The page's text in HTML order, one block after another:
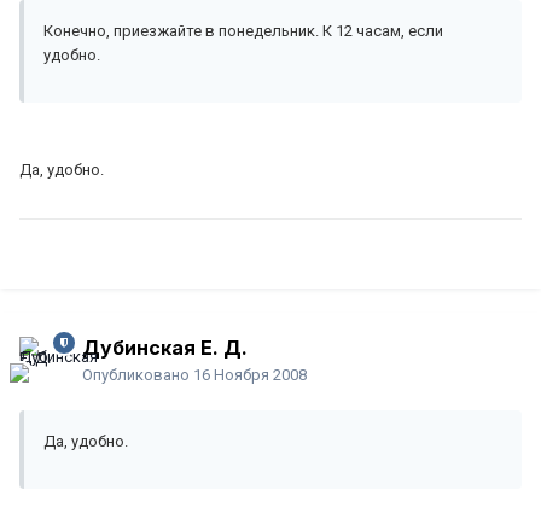
Конечно, приезжайте в понедельник. К 12 часам, если
удобно.
Да, удобно.
Дубинская Е. Д.
Опубликовано 16 Ноября 2008
Да, удобно.